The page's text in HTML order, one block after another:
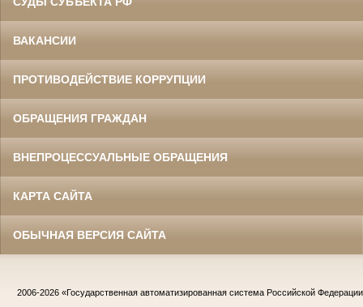
ВАКАНСИИ
ПРОТИВОДЕЙСТВИЕ КОРРУПЦИИ
ОБРАЩЕНИЯ ГРАЖДАН
ВНЕПРОЦЕССУАЛЬНЫЕ ОБРАЩЕНИЯ
КАРТА САЙТА
ОБЫЧНАЯ ВЕРСИЯ САЙТА
2006-2026 «Государственная автоматизированная система Российской